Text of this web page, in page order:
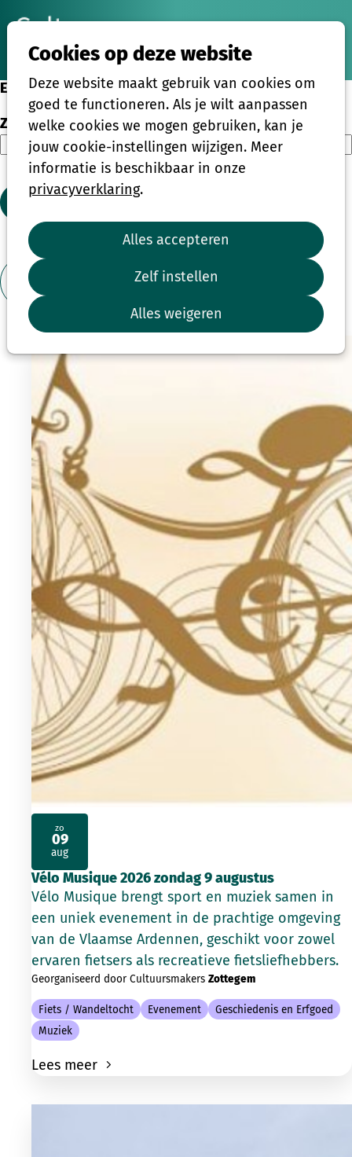
Cookies op deze website
Deze website maakt gebruik van cookies om
goed te functioneren. Als je wilt aanpassen
welke cookies we mogen gebruiken, kan je
jouw cookie-instellingen wijzigen. Meer
informatie is beschikbaar in onze
privacyverklaring.
Alles accepteren
Zelf instellen
Alles weigeren
Eenmalige activiteiten
Zoeken
Zoeken
2 3 4 ...
Vélo Musique 2026 zondag 9 augustus
Vélo Musique brengt sport en muziek samen in
een uniek evenement in de prachtige omgeving
van de Vlaamse Ardennen, geschikt voor zowel
ervaren fietsers als recreatieve fietsliefhebbers.
Georganiseerd door Cultuursmakers Zottegem
Fiets / Wandeltocht Evenement
Geschiedenis en Erfgoed
Muziek
Lees meer
zo
09
aug
2026